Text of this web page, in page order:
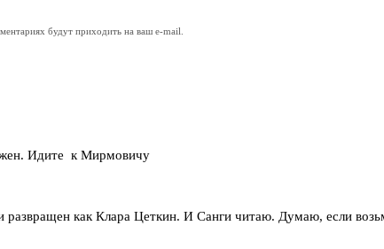
будут приходить на ваш e-mail.
Идите к Мирмовичу
развращен как Клара Цеткин. И Санги читаю. Думаю, если